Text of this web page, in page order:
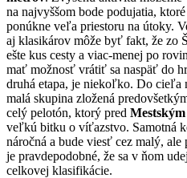
na najvyššom bode podujatia,
ponúkne veľa priestoru na útoky.
aj klasikárov môže byť fakt, že zo
ešte kus cesty a viac-menej po
mať možnosť vrátiť sa naspäť do
druhá etapa, je niekoľko. Do cieľa
malá skupina zložená
celý pelotón, ktorý pred
veľkú bitku o víťazstvo. Samotná
náročná a bude viesť cez malý,
je pravdepodobné, že sa v ňom
celkovej klasifikácie.